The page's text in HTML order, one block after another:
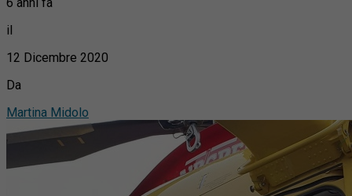
il
12 Dicembre 2020
Da
Martina Midolo